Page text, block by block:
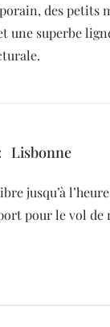
des petits
une superbe
Lisbonne
jusqu’à
pour le vol de